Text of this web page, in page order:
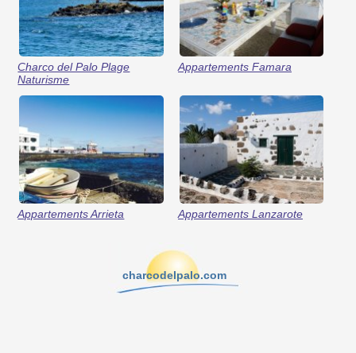
Charco del Palo Plage
Naturisme
Appartements Famara
Appartements Arrieta Appartements Lanzarote
charcodelpalo.com